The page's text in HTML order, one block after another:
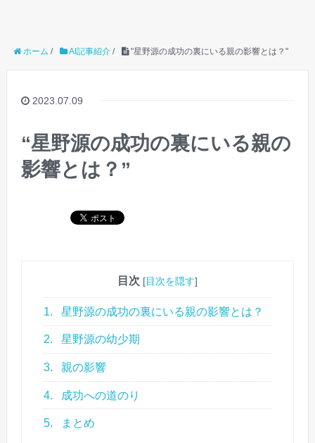
ホーム / AI記事紹介/ "星野源の成功の裏にいる親の影響とは？"
2023.07.09
“星野源の成功の裏にいる親の
影響とは？”
目次 [目次を隠す]
1. 星野源の成功の裏にいる親の影響とは？
2. 星野源の幼少期
3. 親の影響
4. 成功への道のり
5. まとめ